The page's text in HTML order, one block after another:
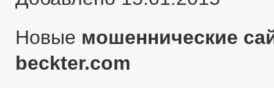
Новые мошеннические
beckter.com